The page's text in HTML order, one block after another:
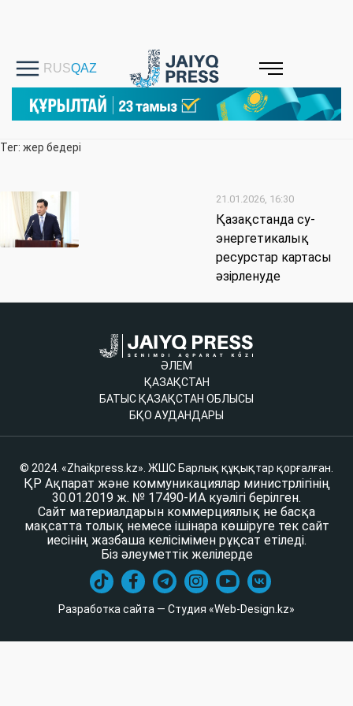
Тег: жер бедері
21.01.2026, 16:30
Қазақстанда су-
энергетикалық
ресурстар картасы
әзірленуде
ӘЛЕМ
ҚАЗАҚСТАН
БАТЫС ҚАЗАҚСТАН ОБЛЫСЫ
БҚО АУДАНДАРЫ
© 2024. «Zhaikpress.kz». ЖШС Барлық құқықтар қорғалған.
ҚР Ақпарат және коммуникациялар министрлігінің
30.01.2019 ж. № 17490-ИА куәлігі берілген.
Сайт материалдарын коммерциялық не басқа
мақсатта толық немесе ішінара көшіруге тек сайт
иесінің жазбаша келісімімен рұқсат етіледі.
Біз әлеуметтік желілерде
Разработка сайта — Студия «Web-Design.kz»